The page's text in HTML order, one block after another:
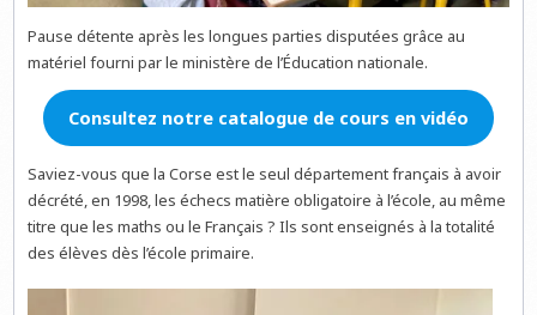
Pause détente après les longues parties disputées grâce au
matériel fourni par le ministère de l’Éducation nationale.
Consultez notre catalogue de cours en vidéo
Saviez-vous que la Corse est le seul département français à avoir
décrété, en 1998, les échecs matière obligatoire à l’école, au même
titre que les maths ou le Français ? Ils sont enseignés à la totalité
des élèves dès l’école primaire.